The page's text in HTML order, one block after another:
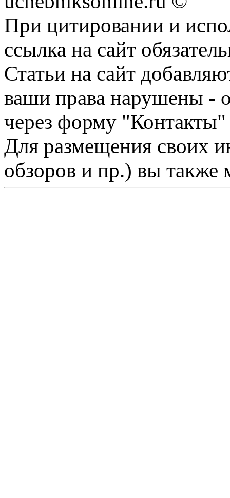
При цитировании и
ссылка на сайт
Статьи на сайт
ваши права нарушены -
через форму "Контакты"
Для размещения своих
обзоров и пр.) вы также